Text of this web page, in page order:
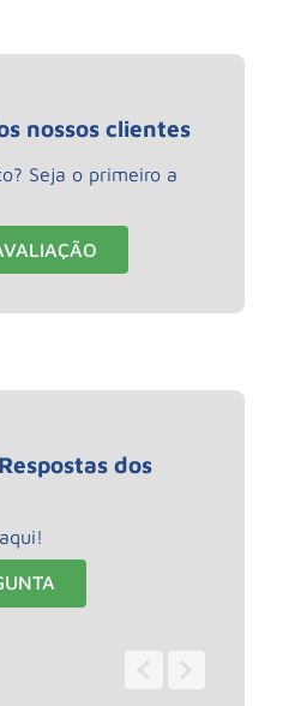
nossos clientes
Seja o primeiro a
dos